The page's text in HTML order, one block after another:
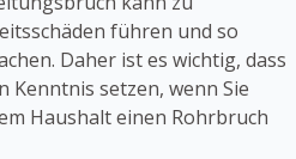
führen und so
Daher ist es wichtig, dass
Kenntnis setzen, wenn Sie
Haushalt einen Rohrbruch